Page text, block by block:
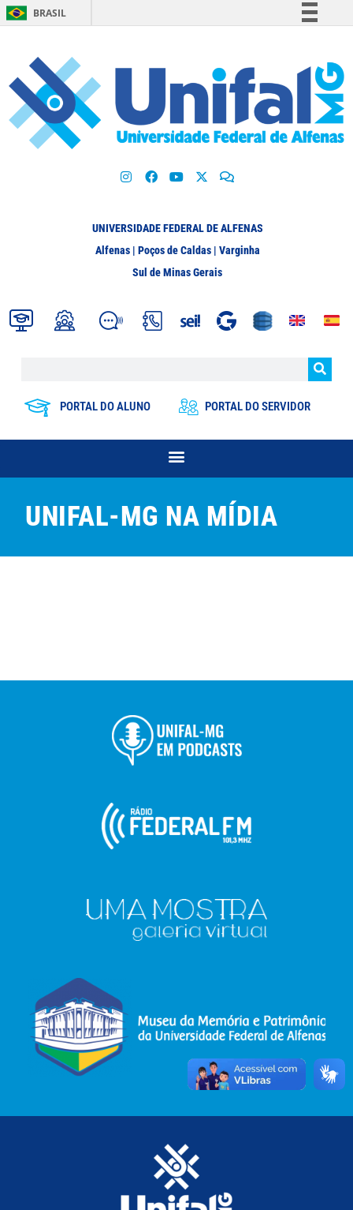
BRASIL
Participe
Acesso à informação
Legislação
UNIVERSIDADE FEDERAL DE ALFENAS
Alfenas | Poços de Caldas | Varginha
Sul de Minas Gerais
PORTAL DO ALUNO PORTAL DO SERVIDOR
UNIFAL-MG NA MÍDIA